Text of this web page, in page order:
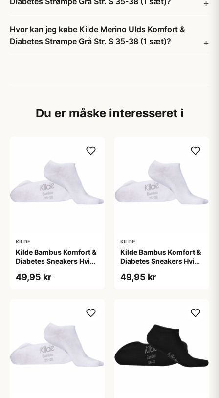
Hvor kan jeg købe Kilde Merino Ulds Komfort &
Diabetes Strømpe Grå Str. S 35-38 (1 sæt)?
Du er måske interesseret i
KILDE
Kilde Bambus Komfort &
Diabetes Sneakers Hvid
49,95 kr
KILDE
Kilde Bambus Komfort &
Diabetes Sneakers Hvid
49,95 kr